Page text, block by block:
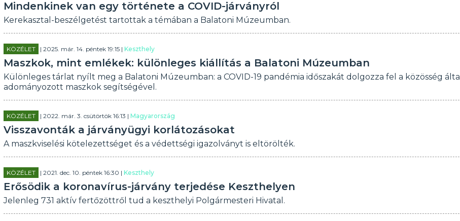
Mindenkinek van egy története a COVID-járványról
Kerekasztal-beszélgetést tartottak a témában a Balatoni Múzeumban.
KÖZÉLET | 2025. már. 14. péntek 19:15 | Keszthely
Maszkok, mint emlékek: különleges kiállítás a Balatoni Múzeumban
Különleges tárlat nyílt meg a Balatoni Múzeumban: a COVID-19 pandémia időszakát dolgozza fel a közösség által
adományozott maszkok segítségével.
KÖZÉLET | 2022. már. 3. csütörtök 16:13 | Magyarország
Visszavonták a járványügyi korlátozásokat
A maszkviselési kötelezettséget és a védettségi igazolványt is eltörölték.
KÖZÉLET | 2021. dec. 10. péntek 16:30 | Keszthely
Erősödik a koronavírus-járvány terjedése Keszthelyen
Jelenleg 731 aktív fertőzöttről tud a keszthelyi Polgármesteri Hivatal.